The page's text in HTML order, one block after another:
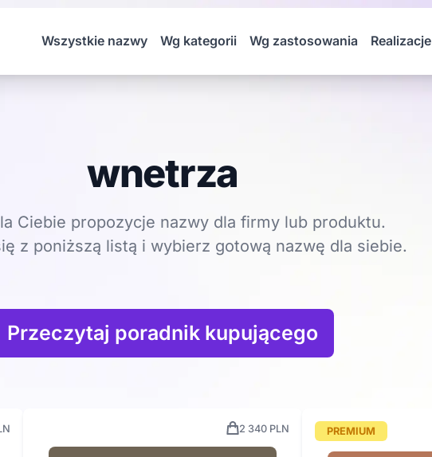
Wszystkie nazwy Wg kategorii Wg zastosowania Realizacje
wnetrza
Ciebie propozycje nazwy dla firmy lub produktu.
z poniższą listą i wybierz gotową nazwę dla siebie.
Przeczytaj poradnik kupującego
2 340 PLN PREMIUM